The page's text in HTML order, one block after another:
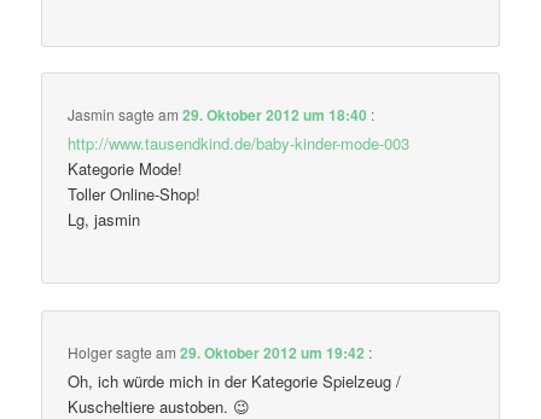
Jasmin sagte am29. Oktober 2012 um 18:40 :
http://www.tausendkind.de/baby-kinder-mode-003
Kategorie Mode!
Toller Online-Shop!
Lg, jasmin
Holgersagte am29. Oktober 2012 um 19:42 :
Oh, ich würde mich in der Kategorie Spielzeug /
Kuscheltiere austoben. 😉